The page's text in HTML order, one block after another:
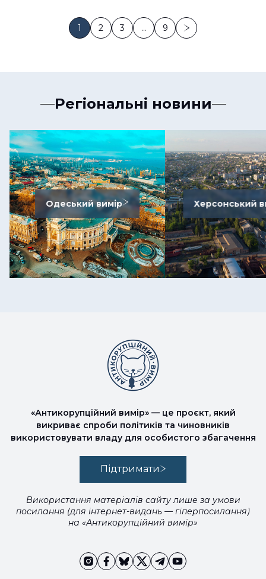
1 2 3 … 9
Регіональні новини
Одеський вимір Херсонський
«Антикорупційний вимір» — це проєкт, який
викриває спроби політиків та чиновників
використовувати владу для особистого збагачення
Підтримати
Використання матеріалів сайту лише за умови
посилання (для інтернет-видань — гіперпосилання)
на «Антикорупційний вимір»